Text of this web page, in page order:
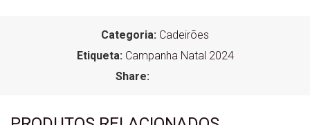
Categoria: Cadeirões
Etiqueta: Campanha Natal 2024
Share: